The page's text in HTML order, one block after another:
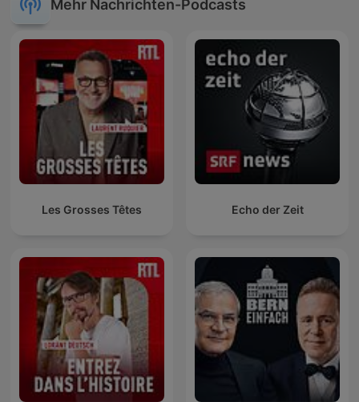
Mehr Nachrichten-Podcasts
Les Grosses Têtes Echo der Zeit